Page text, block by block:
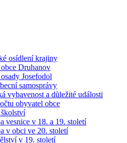
osídlení krajiny
Druhanov
Josefodol
samosprávy
vybavenost a důležité události
obyvatel obce
vesnice v 18. a 19. století
v obci ve 20. století
v 19. století